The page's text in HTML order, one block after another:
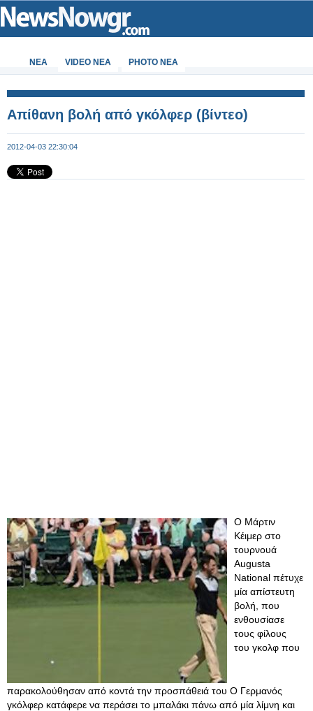
ΝΕΑ VIDEO NEA PHOTO NEA
Απίθανη βολή από γκόλφερ (βίντεο)
2012-04-03 22:30:04
Ο Μάρτιν
Κέιμερ στο
τουρνουά
Augusta
National πέτυχε
μία απίστευτη
βολή, που
ενθουσίασε
τους φίλους
του γκολφ που
παρακολούθησαν από κοντά την προσπάθειά του Ο Γερμανός
γκόλφερ κατάφερε να περάσει το μπαλάκι πάνω από μία λίμνη και